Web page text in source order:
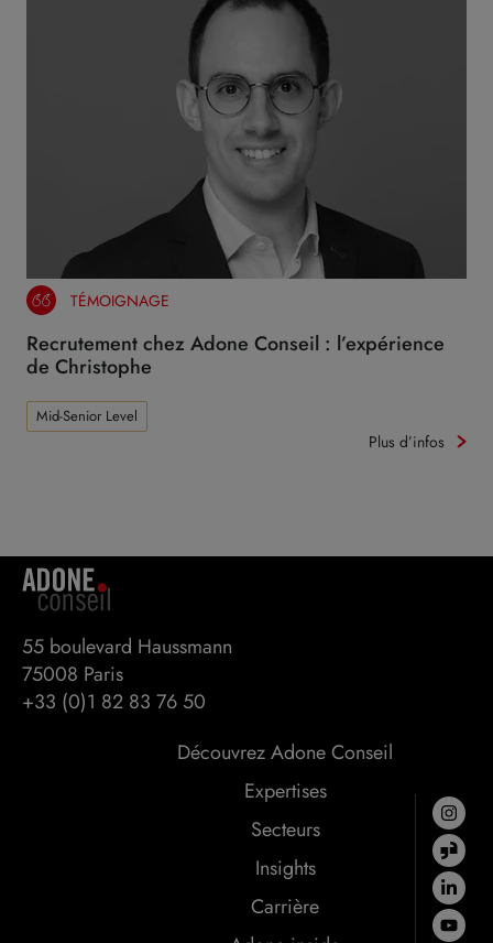
TÉMOIGNAGE
Recrutement chez Adone Conseil : l’expérience
de Christophe
Mid-Senior Level
Plus d’infos
55 boulevard Haussmann
75008 Paris
+33 (0)1 82 83 76 50
Découvrez Adone Conseil
Expertises
Secteurs
Insights
Carrière